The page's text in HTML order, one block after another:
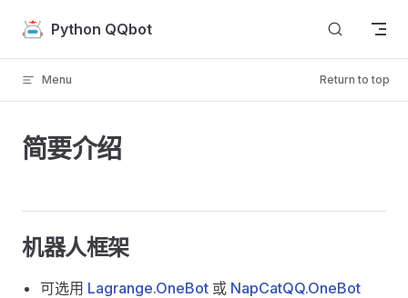
Skip to content
Python QQbot
Menu Return to top
简要介绍
机器人框架
可选用 Lagrange.OneBot 或 NapCatQQ.OneBot